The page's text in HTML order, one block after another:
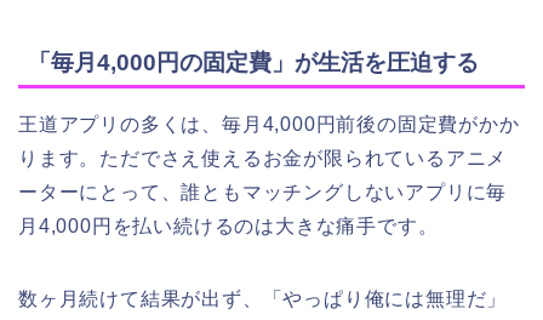
「毎月4,000円の固定費」が生活を圧迫する
王道アプリの多くは、毎月4,000円前後の固定費がかか
ります。ただでさえ使えるお金が限られているアニメ
ーターにとって、誰ともマッチングしないアプリに毎
月4,000円を払い続けるのは大きな痛手です。
数ヶ月続けて結果が出ず、「やっぱり俺には無理だ」